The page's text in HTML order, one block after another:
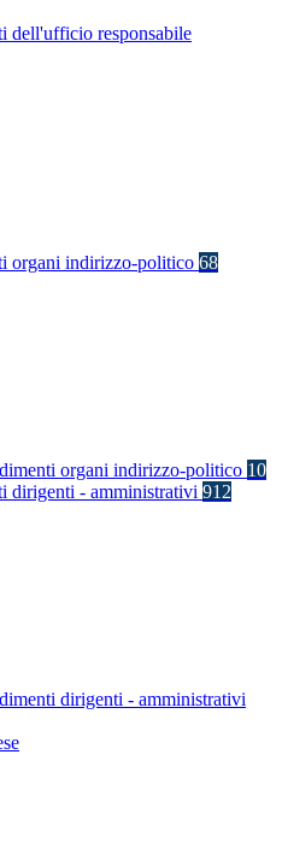
dell'ufficio responsabile
organi indirizzo-politico 68
organi indirizzo-politico 10
dirigenti - amministrativi 912
dirigenti - amministrativi